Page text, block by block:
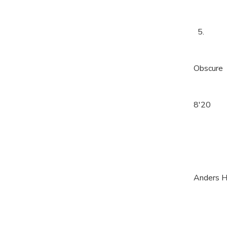
5.
Obscure
8'20
Anders